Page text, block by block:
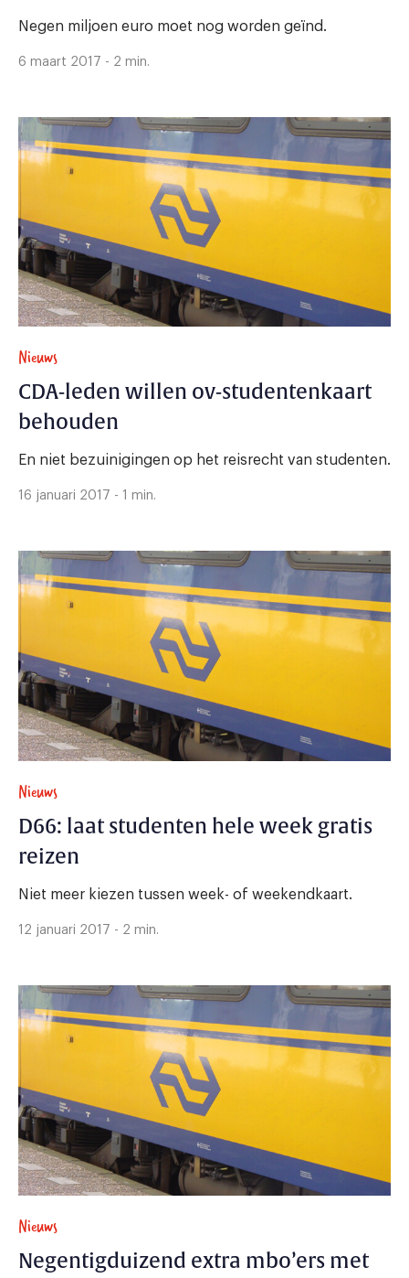
Negen miljoen euro moet nog worden geïnd.
6 maart 2017 - 2 min.
Nieuws
CDA-leden willen ov-studentenkaart
behouden
En niet bezuinigingen op het reisrecht van studenten.
16 januari 2017 - 1 min.
Nieuws
D66: laat studenten hele week gratis
reizen
Niet meer kiezen tussen week- of weekendkaart.
12 januari 2017 - 2 min.
Nieuws
Negentigduizend extra mbo’ers met